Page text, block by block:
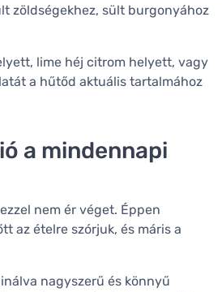
zöldségekhez, sült burgonyához
lime héj citrom helyett, vagy
a hűtőd aktuális tartalmához
a mindennapi
nem ér véget. Éppen
az ételre szórjuk, és máris a
nagyszerű és könnyű